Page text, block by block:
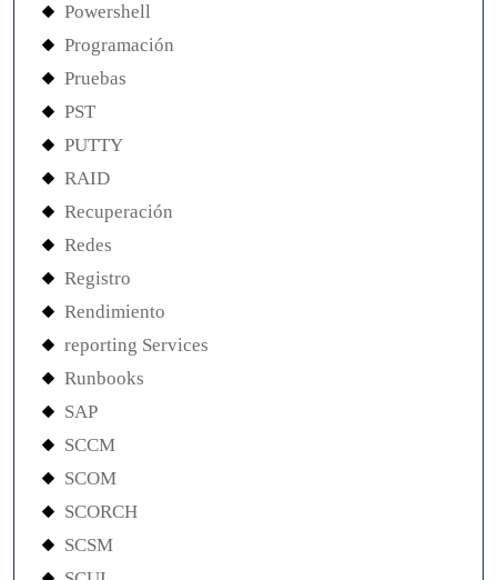
Powershell
Programación
Pruebas
PST
PUTTY
RAID
Recuperación
Redes
Registro
Rendimiento
reporting Services
Runbooks
SAP
SCCM
SCOM
SCORCH
SCSM